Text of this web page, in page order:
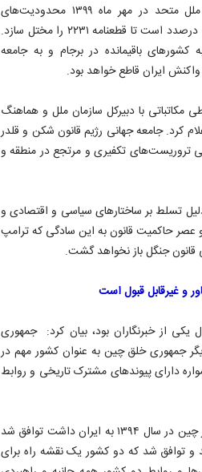
وی گفت: براساس قطعنامه ۲۲۳۱ شورای امنیت سازمان ملل متحد در مهر ماه ۱۳۹۹ محدودیت‌های
تسلیحاتی جمهوری اسلامی ایران رفع می‌شود و رژیم ترامپ درصدد است تا قطعنامه ۲۲۳۱ را مختل سازد.
باقیمانده در برجام و به جامعه
ایران قاطع خواهد بود.
مکاتباتی با دبیرکل سازمان ملل و هماهنگ
کرد. جامعه جهانی رژیم قانون شکن و قلدر
تروریست‌های تکفیری و مرتجع در منطقه و
تسلط بر ساختارهای سیاسی و اقتصادی و
عصر حاکمیت قانون به این سادگی که ترامپ
قانون جنگل باز نخواهد گشت.
و غیرقابل قبول است
و چین که سوال یکی از خبرنگاران بود، بیان کرد: جمهوری
جمهوری خلق چین به عنوان کشور مهم در
دارای پیوندهای مشترک تاریخی و روابط
سخنگوی وزارت خارجه عنوان کرد: در سفری که رئیس جمهور چین در سال ۱۳۹۴ به ایران داشت توافق شد
و توافق شد که دو کشور یک نقشه راه برای